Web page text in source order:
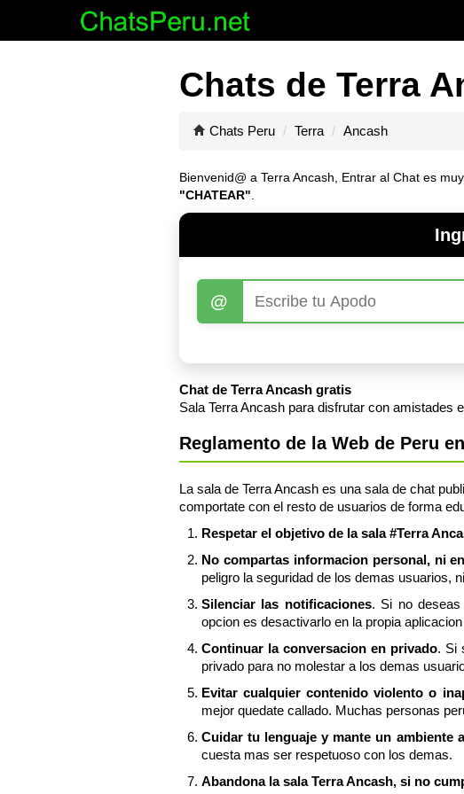
Chats de Terra
Chats Peru Terra Ancash
Bienvenid@ a Terra Ancash, Entrar al Chat es
"CHATEAR"
@
Chat de Terra Ancash gratis
Sala Terra Ancash para disfrutar con amistades
Reglamento de la Web de Peru
La sala de Terra Ancash es una sala de chat
comportate con el resto de usuarios de forma
Respetar el objetivo de la sala #Terra
No compartas informacion personal, ni
peligro la seguridad de los demas usuarios,
Silenciar las notificaciones. Si no deseas
opcion es desactivarlo en la propia
Continuar la conversacion en privado. Si
privado para no molestar a los demas
Evitar cualquier contenido violento o
mejor quedate callado. Muchas personas
Cuidar tu lenguaje y mante un ambiente
cuesta mas ser respetuoso con los demas.
Abandona la sala Terra Ancash, si no